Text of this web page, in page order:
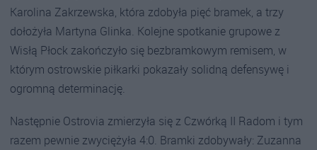
Karolina Zakrzewska, która zdobyła pięć bramek, a trzy
dołożyła Martyna Glinka. Kolejne spotkanie grupowe z
Wisłą Płock zakończyło się bezbramkowym remisem, w
którym ostrowskie piłkarki pokazały solidną defensywę i
ogromną determinację.
Następnie Ostrovia zmierzyła się z Czwórką II Radom i tym
razem pewnie zwyciężyła 4:0. Bramki zdobywały: Zuzanna